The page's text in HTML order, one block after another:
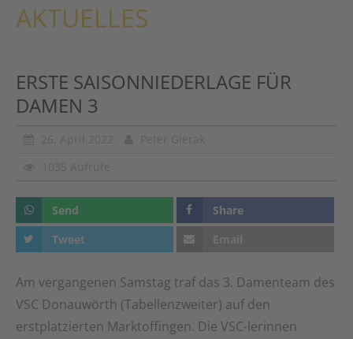
Kontakt
Shop
AKTUELLES
ERSTE SAISONNIEDERLAGE FÜR
DAMEN 3
Send
Share
Tweet
Email
Am vergangenen Samstag traf das 3. Damenteam des
VSC Donauwörth (Tabellenzweiter) auf den
erstplatzierten Marktoffingen. Die VSC-lerinnen